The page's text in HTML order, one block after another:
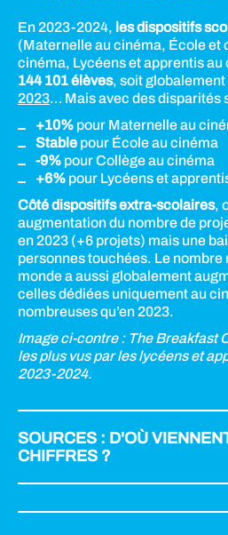
En 2023-2024, les dispositifs
(Maternelle au cinéma, École et
cinéma, Lycéens et apprentis
144 101 élèves, soit globalement
2023… Mais avec des disparités
+10% pour Maternelle au
Stable pour École au cinéma
-9% pour Collège au cinéma
+6% pour Lycéens et
Côté dispositifs extra-scolaires,
augmentation du nombre de
en 2023 (+6 projets) mais une
personnes touchées. Le
monde a aussi globalement
celles dédiées uniquement au
nombreuses qu’en 2023.
Image ci-contre : The Breakfast
les plus vus par les lycéens et
2023-2024.
SOURCES : D'OÙ
CHIFFRES ?
Lycéens et apprentis au cinéma